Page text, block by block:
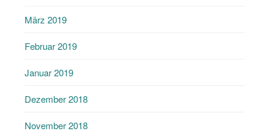
März 2019
Februar 2019
Januar 2019
Dezember 2018
November 2018